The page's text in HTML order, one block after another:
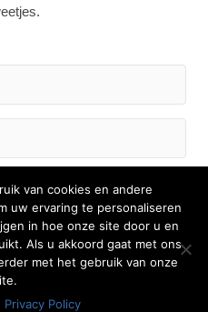
van cookies en andere
uw ervaring te personaliseren
in hoe onze site door u en
Als u akkoord gaat met ons
met het gebruik van onze
Privacy Policy